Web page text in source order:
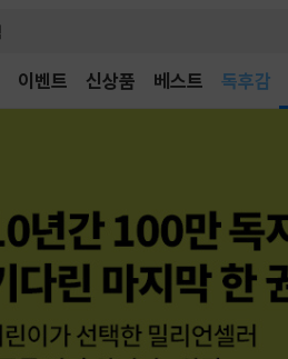
이벤트 신상품 베스트
어린이